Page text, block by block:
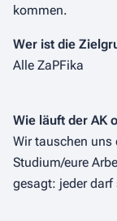
kommen.
Wer ist die
Alle ZaPFika
Wie läuft der AK
Wir tauschen uns
Studium/eure
gesagt: jeder